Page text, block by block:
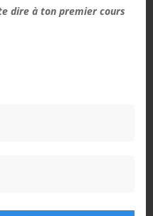
dire à ton premier cours